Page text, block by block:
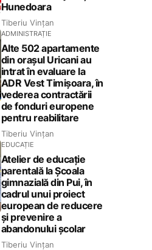
Hunedoara
Tiberiu Vințan
ADMINISTRAȚIE
Alte 502 apartamente
din orașul Uricani au
intrat în evaluare la
ADR Vest Timișoara, în
vederea contractării
de fonduri europene
pentru reabilitare
Tiberiu Vințan
EDUCAȚIE
Atelier de educație
parentală la Școala
gimnazială din Pui, în
cadrul unui proiect
european de reducere
și prevenire a
abandonului școlar
Tiberiu Vințan